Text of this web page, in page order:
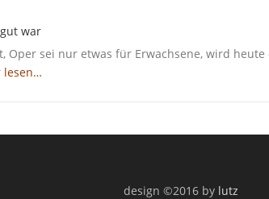
war
Oper sei nur etwas für Erwachsene, wird
lesen…
design ©2016 by lutz